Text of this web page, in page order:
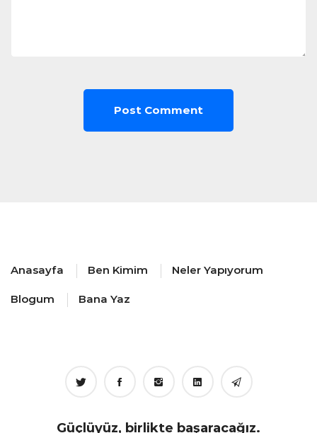
Anasayfa Ben Kimim Neler Yapıyorum
Blogum Bana Yaz
Güçlüyüz, birlikte başaracağız.